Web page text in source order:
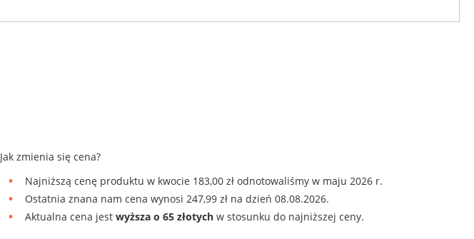
Jak zmienia się cena?
Najniższą cenę produktu w kwocie 183,00 zł odnotowaliśmy w maju 2026 r.
Ostatnia znana nam cena wynosi 247,99 zł na dzień 08.08.2026.
Aktualna cena jestwyższa o 65 złotych w stosunku do najniższej ceny.